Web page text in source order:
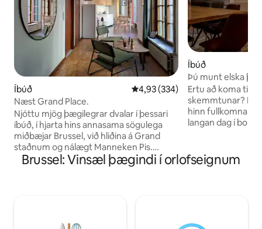
Íbúð 4,93 af 5 í meðaleinkunn, 334
4,93 (334)
Næst Grand Place.
Njóttu mjög þægilegrar dvalar í þessari
íbúð, í hjarta hins annasama sögulega
miðbæjar Brussel, við hliðina á Grand
staðnum og nálægt Manneken Pis.
Íbúðin okkar er staðsett á móti hinu
fræga hóteli, Amigo, sem er staðsett á
borgar. Innritun verður í eigin persónu
Íbúð
Þú munt elska
Airbnb
Ertu að koma til
skemmtunar? Þú
hinn fullkomna stað
langan dag í
hönnuðu til að
heima hjá þér. Staðsetningin er eitt af því
Brussel.
Brussel: Vinsæl þægindi í orlofseignum